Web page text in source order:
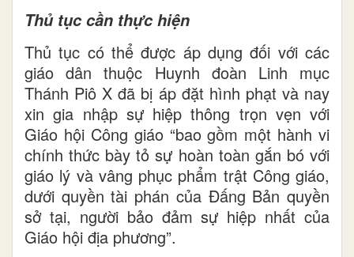
Thủ tục cần thực hiện
Thủ tục có thể được áp dụng đối với các
giáo dân thuộc Huynh đoàn Linh mục
Thánh Piô X đã bị áp đặt hình phạt và nay
xin gia nhập sự hiệp thông trọn vẹn với
Giáo hội Công giáo “bao gồm một hành vi
chính thức bày tỏ sự hoàn toàn gắn bó với
giáo lý và vâng phục phẩm trật Công giáo,
dưới quyền tài phán của Đấng Bản quyền
sở tại, người bảo đảm sự hiệp nhất của
Giáo hội địa phương”.